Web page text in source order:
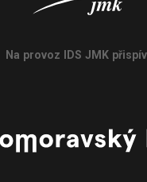
Na provoz IDS JMK